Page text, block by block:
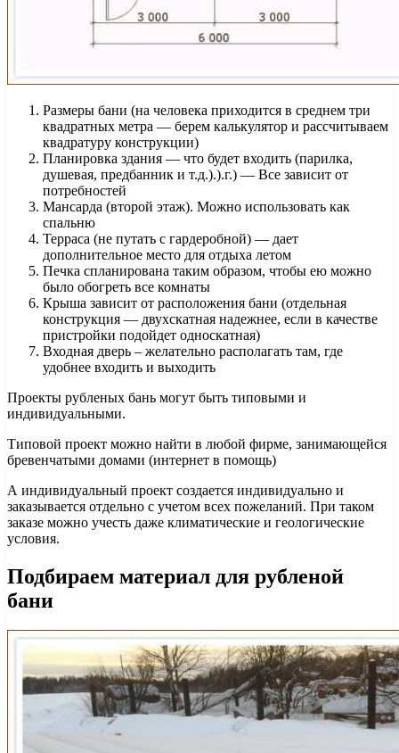
Размеры бани (на человека приходится в среднем три
квадратных метра — берем калькулятор и рассчитываем
квадратуру конструкции)
Планировка здания — что будет входить (парилка,
душевая, предбанник и т.д.).).г.) — Все зависит от
потребностей
Мансарда (второй этаж). Можно использовать как
спальню
Терраса (не путать с гардеробной) — дает
дополнительное место для отдыха летом
Печка спланирована таким образом, чтобы ею можно
было обогреть все комнаты
Крыша зависит от расположения бани (отдельная
конструкция — двухскатная надежнее, если в качестве
пристройки подойдет односкатная)
Входная дверь – желательно располагать там, где
удобнее входить и выходить
Проекты рубленых бань могут быть типовыми и
индивидуальными.
Типовой проект можно найти в любой фирме, занимающейся
бревенчатыми домами (интернет в помощь)
А индивидуальный проект создается индивидуально и
заказывается отдельно с учетом всех пожеланий. При таком
заказе можно учесть даже климатические и геологические
условия.
Подбираем материал для рубленой
бани